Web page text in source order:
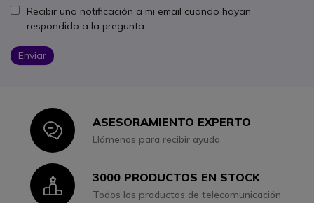
Recibir una notificación a mi email cuando hayan
respondido a la pregunta
Enviar
IconASESORAMIENTO EXPERTO
Llámenos para recibir ayuda
Icon3000 PRODUCTOS EN STOCK
Todos los productos de telecomunicación